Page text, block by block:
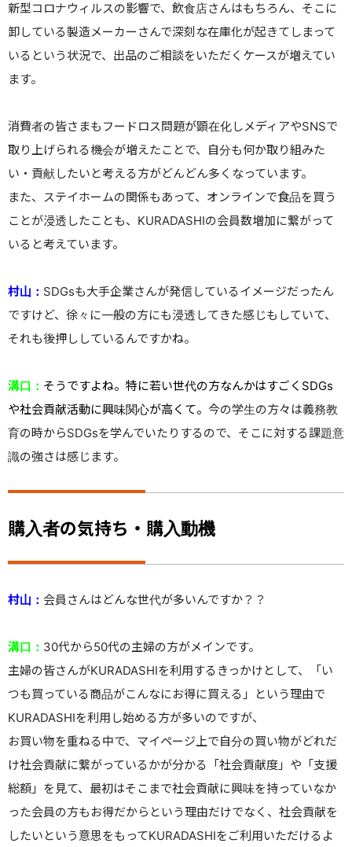
新型コロナウィルスの影響で、飲食店さんはもちろん、そこに
卸している製造メーカーさんで深刻な在庫化が起きてしまって
いるという状況で、出品のご相談をいただくケースが増えてい
ます。
消費者の皆さまもフードロス問題が顕在化しメディアやSNSで
取り上げられる機会が増えたことで、自分も何か取り組みた
い・貢献したいと考える方がどんどん多くなっています。
また、ステイホームの関係もあって、オンラインで食品を買う
ことが浸透したことも、KURADASHIの会員数増加に繋がって
いると考えています。
村山： SDGsも大手企業さんが発信しているイメージだったん
ですけど、徐々に一般の方にも浸透してきた感じもしていて、
それも後押ししているんですかね。
溝口： そうですよね。特に若い世代の方なんかはすごくSDGs
や社会貢献活動に興味関心が高くて。 今の学生の方々は義務教
育の時からSDGsを学んでいたりするので、そこに対する課題意
識の強さは感じます。
購入者の気持ち・購入動機
村山： 会員さんはどんな世代が多いんですか？？
溝口： 30代から50代の主婦の方がメインです。
主婦の皆さんがKURADASHIを利用するきっかけとして、「い
つも買っている商品がこんなにお得に買える」という理由で
KURADASHIを利用し始める方が多いのですが、
お買い物を重ねる中で、マイページ上で自分の買い物がどれだ
け社会貢献に繋がっているかが分かる「社会貢献度」や「支援
総額」を見て、最初はそこまで社会貢献に興味を持っていなか
った会員の方もお得だからという理由だけでなく、社会貢献を
したいという意思をもってKURADASHIをご利用いただけるよ